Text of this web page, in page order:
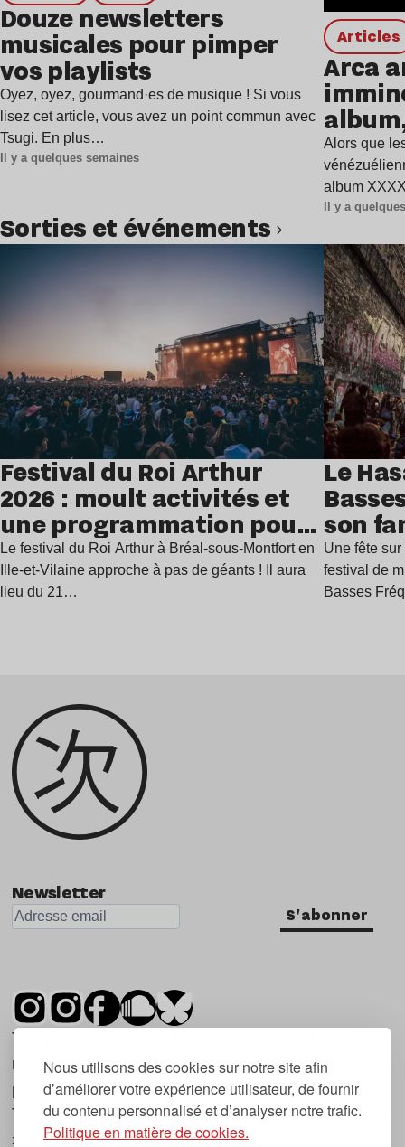
Nous utilisons des cookies sur notre site afin
d’améliorer votre expérience utilisateur, de fournir
du contenu personnalisé et d’analyser notre trafic.
Politique en matière de cookies.
Douze newsletters
musicales pour pimper
vos playlists
Oyez, oyez, gourmand·es de musique ! Si vous
lisez cet article, vous avez un point commun avec
Tsugi. En plus…
Il y a quelques semaines
Articles
Arca
Alors que
album
Il y a
Sorties et événements
Festival du Roi Arthur
2026 : moult activités et
une programmation pour
festoyer
Le festival du Roi Arthur à Bréal-sous-Montfort en
Ille-et-Vilaine approche à pas de géants ! Il aura
lieu du 21…
Le
son
juillet
Une fête
festival de
Basses
Newsletter
S'abonner
Tsugi est un mensuel indépendant sur la
musique et les nouvelles tendances, dont la
première parution date de 2007.
Tsugi en japonais signifie « prochain », « suivant
», ce qui correspond à la thématique du